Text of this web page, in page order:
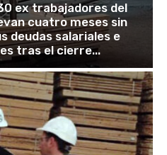
ex trabajadores del
cuatro meses sin
deudas salariales e
tras el cierre...